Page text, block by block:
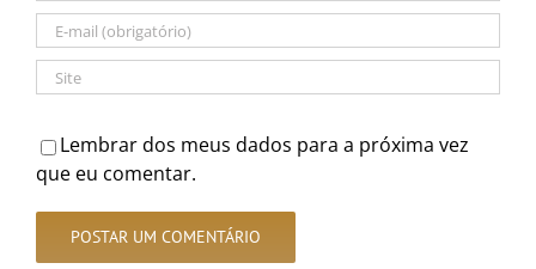
Lembrar dos meus dados para a próxima vez
que eu comentar.